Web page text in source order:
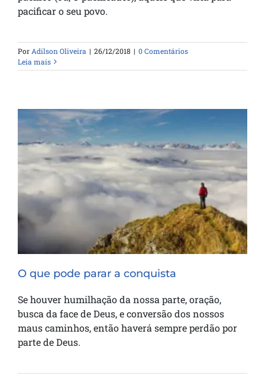
pacificar o seu povo.
Por Adilson Oliveira | 26/12/2018 | 0 Comentários
Leia mais
O que pode parar a conquista
O que pode parar a conquista
Se houver humilhação da nossa parte, oração,
busca da face de Deus, e conversão dos nossos
maus caminhos, então haverá sempre perdão por
parte de Deus.